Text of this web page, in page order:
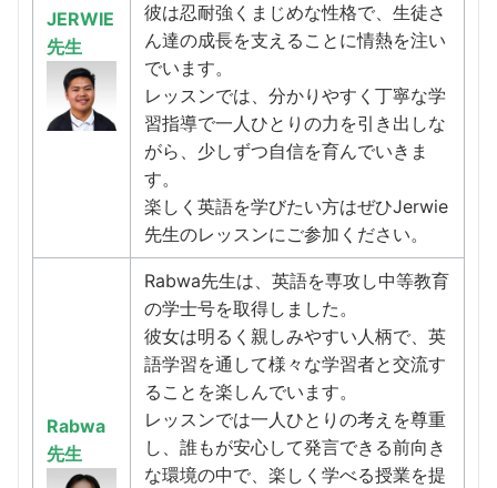
JERWIE
先生
彼は忍耐強くまじめな性格で、生徒さ
ん達の成長を支えることに情熱を注い
でいます。
レッスンでは、分かりやすく丁寧な学
習指導で一人ひとりの力を引き出しな
がら、少しずつ自信を育んでいきま
す。
楽しく英語を学びたい方はぜひJerwie
先生のレッスンにご参加ください。
Rabwa
先生
Rabwa先生は、英語を専攻し中等教育
の学士号を取得しました。
彼女は明るく親しみやすい人柄で、英
語学習を通して様々な学習者と交流す
ることを楽しんでいます。
レッスンでは一人ひとりの考えを尊重
し、誰もが安心して発言できる前向き
な環境の中で、楽しく学べる授業を提